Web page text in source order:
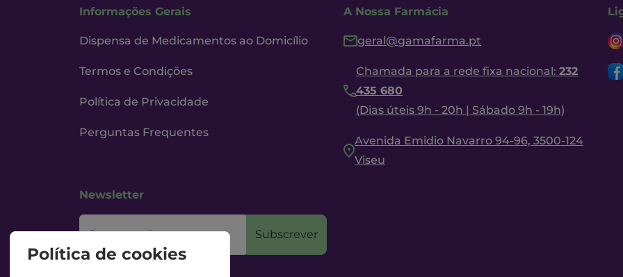
Informações Gerais
Dispensa de Medicamentos ao Domicílio
Termos e Condições
Política de Privacidade
Perguntas Frequentes
A Nossa Farmácia
geral@gamafarma.pt
Chamada para a rede fixa nacional: 232
435 680
(Dias úteis 9h - 20h | Sábado 9h - 19h)
Avenida Emidio Navarro 94-96, 3500-124
Viseu
Newsletter
O seu email Subscrever
Política de cookies